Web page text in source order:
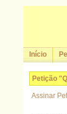
Início
Petição
Assinar